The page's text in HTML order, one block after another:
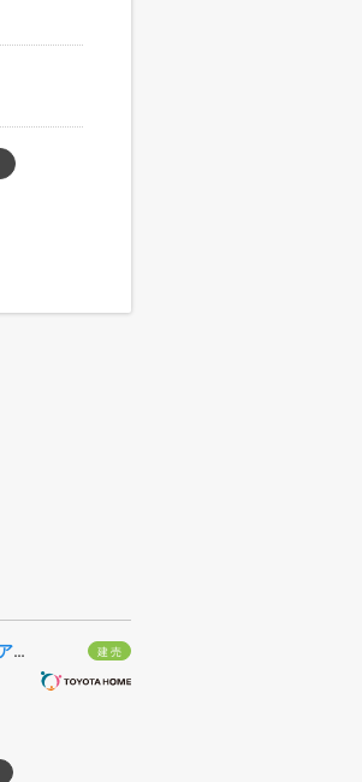
建 売
【トヨタホーム名古屋】つむぎテラシア 112号棟・113号棟